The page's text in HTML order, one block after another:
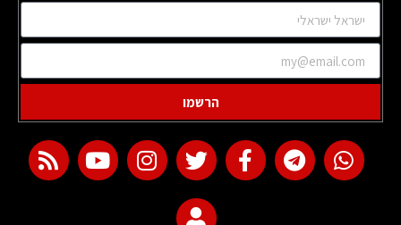
הרשמו